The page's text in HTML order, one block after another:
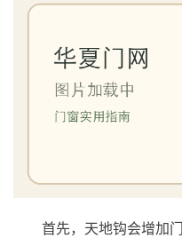
首先，天地钩会增加